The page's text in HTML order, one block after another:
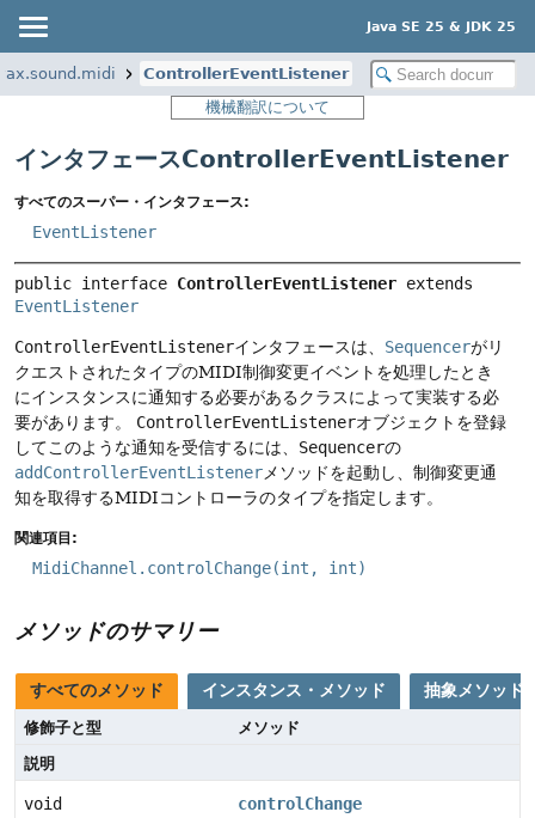
Java SE 25 & JDK 25
ControllerEventListener
機械翻訳について
インタフェースControllerEventListener
すべてのスーパー・インタフェース:
EventListener
public interface ControllerEventListener
EventListener
ControllerEventListenerインタフェースは、 Sequencerがリ
クエストされたタイプのMIDI制御変更イベントを処理したとき
にインスタンスに通知する必要があるクラスによって実装する必
要があります。
ControllerEventListenerオブジェクトを登録
してこのような通知を受信するには、 Sequencerの
addControllerEventListenerメソッドを起動し、制御変更通
知を取得するMIDIコントローラのタイプを指定します。
関連項目:
MidiChannel.controlChange(int, int)
メソッドのサマリー
すべてのメソッド インスタンス・メソッド 抽象メソッド
修飾子と型
メソッド
説明
void
controlChange